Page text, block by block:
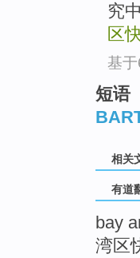
究
区
基
短语
相关
有道
bay
湾区